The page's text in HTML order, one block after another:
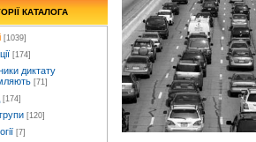
КАТАЛОГА
[1039]
[174]
диктату
[71]
[174]
[120]
[7]